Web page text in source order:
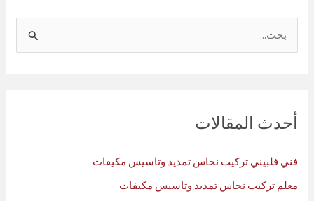
ث
عأحدث المقالات
فني فلبيني تركيب نحاس تمديد وتاسيس مكيفات
معلم تركيب نحاس تمديد وتاسيس مكيفات